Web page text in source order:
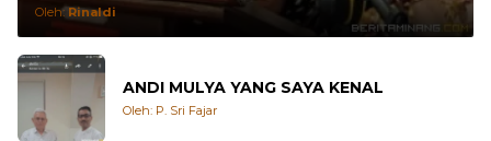
Oleh:Rinaldi
ANDI MULYA YANG SAYA KENAL
Oleh: P. Sri Fajar